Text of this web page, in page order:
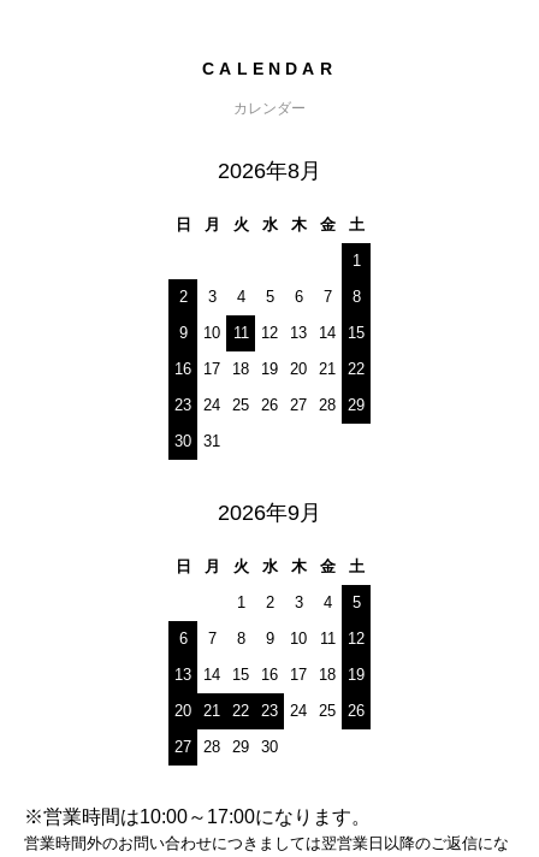
CALENDAR
カレンダー
2026年8月
日 月 火 水 木 金
土
1
2
3 4 5 6 7
8
9
10 11 12 13 14
15
16
17 18 19 20 21
22
23
24 25 26 27 28
29
30
31
2026年9月
日 月 火 水 木 金
土
1
2 3 4
5
6
7 8 9 10 11
12
13
14 15 16 17 18
19
20
21 22 23 24 25
26
27
28 29 30
※営業時間は10:00～17:00になります。
営業時間外のお問い合わせにつきましては翌営業日以降のご返信にな